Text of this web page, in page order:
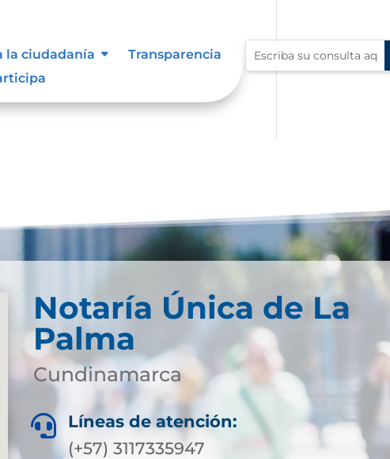
la ciudadanía
Transparencia
Notaría Única de La
Palma
Cundinamarca

Líneas de atención:
(+57) 3117335947